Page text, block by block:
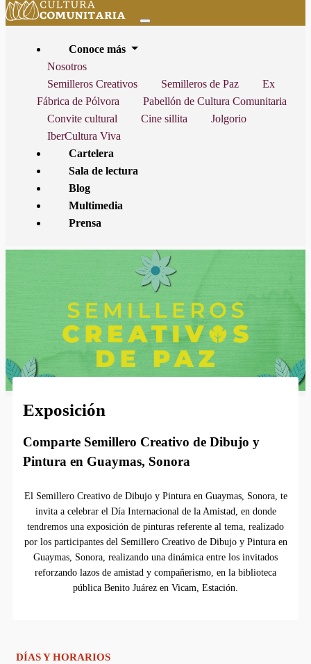
Conoce más
Nosotros
Semilleros Creativos
Semilleros de Paz
Ex
Fábrica de Pólvora
Pabellón de Cultura Comunitaria
Convite cultural
Cine sillita
Jolgorio
IberCultura Viva
Cartelera
Sala de lectura
Blog
Multimedia
Prensa
CARTELERA EXPOSICIÓN
Exposición
Comparte Semillero Creativo de Dibujo y
Pintura en Guaymas, Sonora
El Semillero Creativo de Dibujo y Pintura en Guaymas, Sonora, te
invita a celebrar el Día Internacional de la Amistad, en donde
tendremos una exposición de pinturas referente al tema, realizado
por los participantes del Semillero Creativo de Dibujo y Pintura en
Guaymas, Sonora, realizando una dinámica entre los invitados
reforzando lazos de amistad y compañerismo, en la biblioteca
pública Benito Juárez en Vicam, Estación.
DÍAS Y HORARIOS